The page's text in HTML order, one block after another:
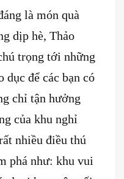
là món quà
dịp hè, Thảo
trọng tới những
dục để các bạn có
chỉ tận hưởng
của khu nghỉ
nhiều điều thú
phá như: khu vui